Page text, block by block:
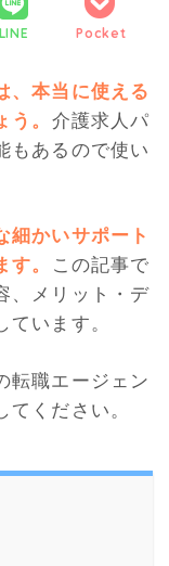
LINE Pocket
、本当に使える
。 介護求人パ
もあるので使い
細かいサポート
。
この記事で
、メリット・デ
います。
転職エージェン
ください。